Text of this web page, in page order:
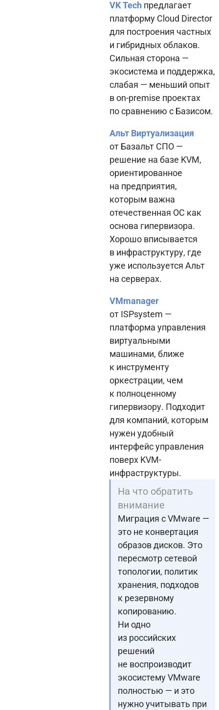
VK Tech предлагает
платформу Cloud Director
для построения частных
и гибридных облаков.
Сильная сторона —
экосистема и поддержка,
слабая — меньший опыт
в on-premise проектах
по сравнению с Базисом.
Альт Виртуализация
от Базальт СПО —
решение на базе KVM,
ориентированное
на предприятия,
которым важна
отечественная ОС как
основа гипервизора.
Хорошо вписывается
в инфраструктуру, где
уже используется Альт
на серверах.
VMmanager
от ISPsystem —
платформа управления
виртуальными
машинами, ближе
к инструменту
оркестрации, чем
к полноценному
гипервизору. Подходит
для компаний, которым
нужен удобный
интерфейс управления
поверх KVM-
инфраструктуры.
На что обратить
внимание
Миграция с VMware —
это не конвертация
образов дисков. Это
пересмотр сетевой
топологии, политик
хранения, подходов
к резервному
копированию.
Ни одно
из российских
решений
не воспроизводит
экосистему VMware
полностью — и это
нужно учитывать при